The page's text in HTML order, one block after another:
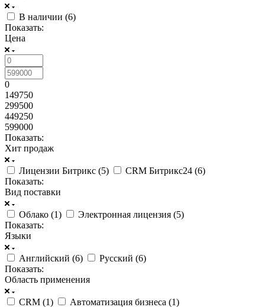
В наличии (6)
Показать:
Цена
0
149750
299500
449250
599000
Показать:
Хит продаж
Лицензии Битрикс (5) CRM Битрикс24 (6)
Показать:
Вид поставки
Облако (1) Электронная лицензия (5)
Показать:
Языки
Английский (6) Русский (6)
Показать:
Область применения
CRM (1) Автоматизация бизнеса (1)